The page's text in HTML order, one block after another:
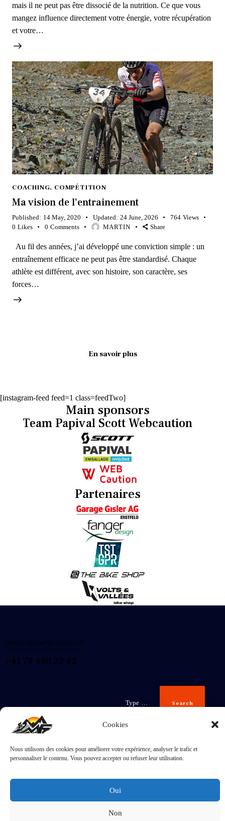
Cookies
Nous utilisons des cookies pour améliorer votre expérience, analyser le trafic et
personnaliser le contenu. Vous pouvez accepter ou refuser leur utilisation.
Oui
Non
mais il ne peut pas être dissocié de la nutrition. Ce que vous
mangez influence directement votre énergie, votre récupération
et votre…
COACHING, COMPÉTITION
Ma vision de l’entrainement
Published: 14 May, 2020 Updated: 24 June, 2026 764 Views
0 Likes 0 Comments MARTIN Share
Au fil des années, j’ai développé une conviction simple : un
entraînement efficace ne peut pas être standardisé. Chaque
athlète est différent, avec son histoire, son caractère, ses
forces…
En savoir plus
[instagram-feed feed=1 class=feedTwo]
Main sponsors
Team Papival Scott Webcaution
Partenaires
contact@martinfanger.ch
+41 78 480 23 83
Search
Inscris-
toi
J'accepte laPolitique de confidentialité.